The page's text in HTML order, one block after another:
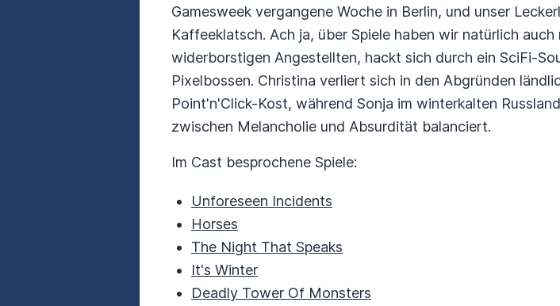
Gamesweek vergangene Woche in Berlin, und unser
Kaffeeklatsch. Ach ja, über Spiele haben wir natürlich
widerborstigen Angestellten, hackt sich durch ein SciFi-
Pixelbossen. Christina verliert sich in den Abgründen
Point'n'Click-Kost, während Sonja im winterkalten
zwischen Melancholie und Absurdität balanciert.
Im Cast besprochene Spiele:
Unforeseen Incidents
Horses
The Night That Speaks
It's Winter
Deadly Tower Of Monsters